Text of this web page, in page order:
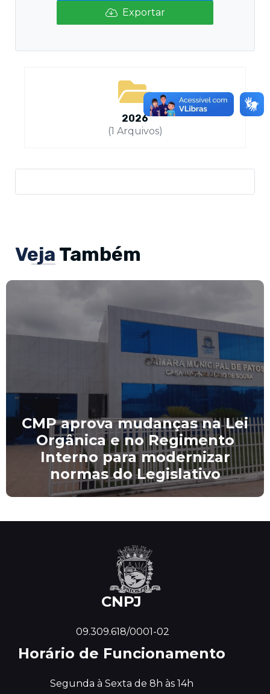
Exportar
2026
(1 Arquivos)
Veja Também
CMP aprova mudanças na Lei
Orgânica e no Regimento
Interno para modernizar
normas do Legislativo
CNPJ
09.309.618/0001-02
Horário de Funcionamento
Segunda à Sexta de 8h às 14h